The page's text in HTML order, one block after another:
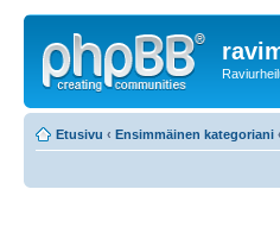
Etusivu ‹ Ensimmäinen kategoriani ‹